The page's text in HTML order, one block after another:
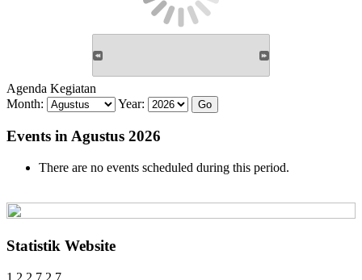
Agenda Kegiatan
Month:
Year:
Events in Agustus 2026
There are no events scheduled during this period.
Statistik Website
1 2 2 7 2 7